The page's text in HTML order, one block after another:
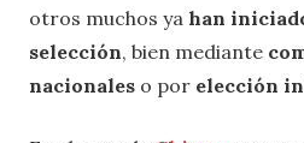
otros muchos ya han
selección, bien mediante
nacionales o por elección